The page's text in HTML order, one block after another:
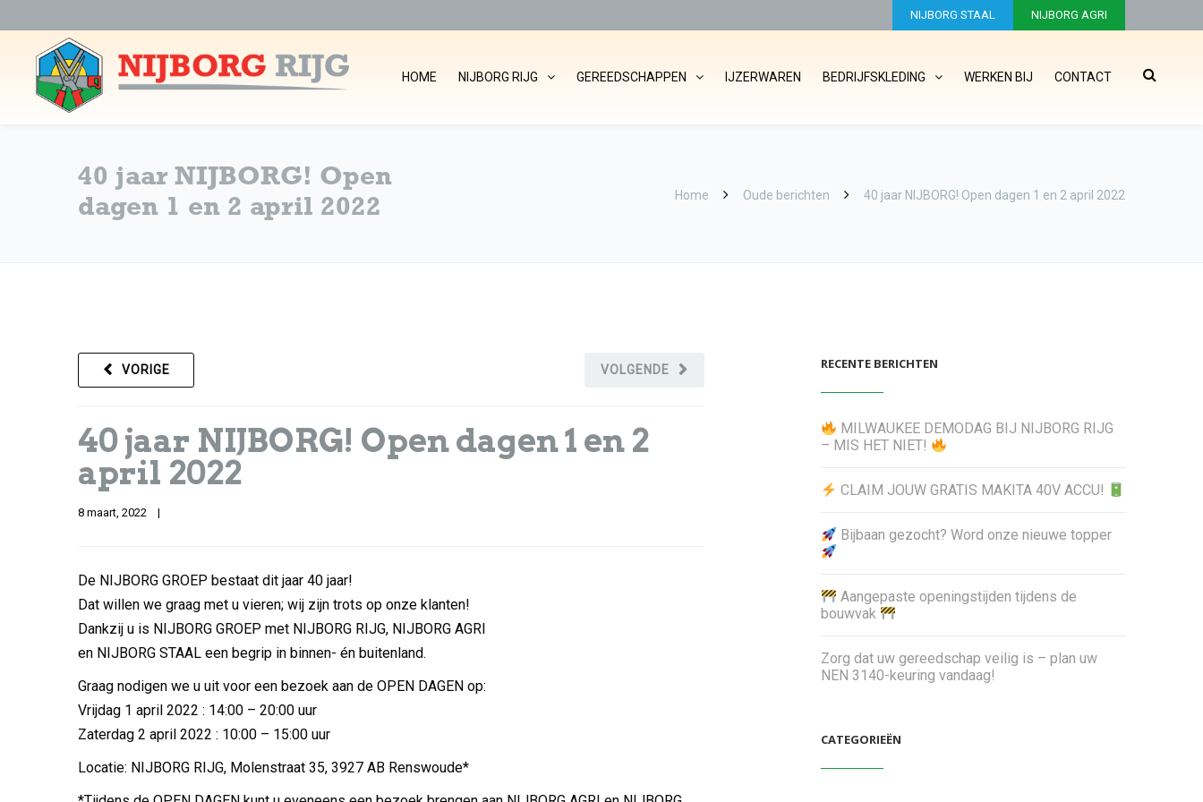
NIJBORG STAAL NIJBORG AGRI
HOME NIJBORG RIJG GEREEDSCHAPPEN IJZERWAREN BEDRIJFSKLEDING WERKEN BIJ CONTACT
40 jaar NIJBORG! Open
dagen 1 en 2 april 2022
Home Oude berichten 40 jaar NIJBORG! Open dagen 1 en 2 april 2022
VOLGENDE
VORIGE
40 jaar NIJBORG! Open dagen 1 en 2
april 2022
8 maart, 2022 |
De NIJBORG GROEP bestaat dit jaar 40 jaar!
Dat willen we graag met u vieren; wij zijn trots op onze klanten!
Dankzij u is NIJBORG GROEP met NIJBORG RIJG, NIJBORG AGRI
en NIJBORG STAAL een begrip in binnen- én buitenland.
Graag nodigen we u uit voor een bezoek aan de OPEN DAGEN op:
Vrijdag 1 april 2022 : 14:00 – 20:00 uur
Zaterdag 2 april 2022 : 10:00 – 15:00 uur
Locatie: NIJBORG RIJG, Molenstraat 35, 3927 AB Renswoude*
RECENTE BERICHTEN
MILWAUKEE DEMODAG BIJ NIJBORG RIJG
– MIS HET NIET!
CLAIM JOUW GRATIS MAKITA 40V ACCU!
Bijbaan gezocht? Word onze nieuwe topper
Aangepaste openingstijden tijdens de
bouwvak
Zorg dat uw gereedschap veilig is – plan uw
NEN 3140-keuring vandaag!
CATEGORIEËN